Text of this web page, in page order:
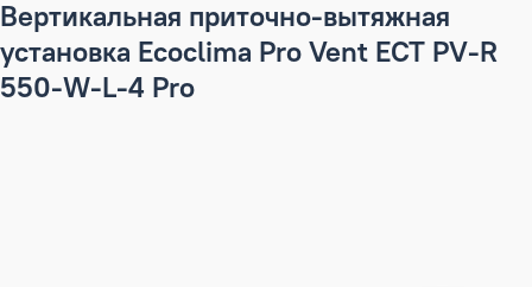
Вертикальная приточно-вытяжная
установка Ecoclima Pro Vent ECT PV-R
550-W-L-4 Pro